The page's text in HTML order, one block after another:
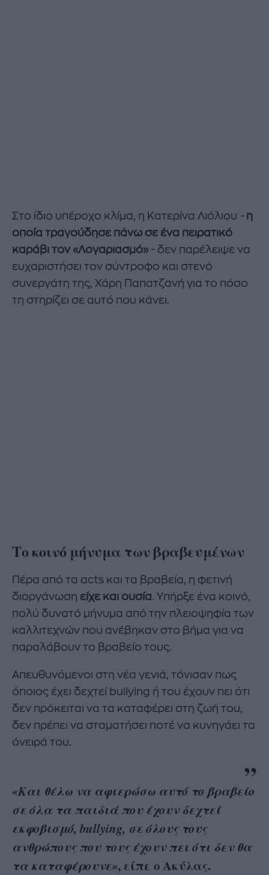
Στο ίδιο υπέροχο κλίμα, η Κατερίνα Λιόλιου - η
οποία τραγούδησε πάνω σε ένα πειρατικό
καράβι τον «Λογαριασμό»- δεν παρέλειψε να
ευχαριστήσει τον σύντροφο και στενό
συνεργάτη της, Χάρη Παπατζανή για το πόσο
τη στηρίζει σε αυτό που κάνει.
Το κοινό μήνυμα των βραβευμένων
Πέρα από τα acts και τα βραβεία, η φετινή
διοργάνωση είχε και ουσία. Υπήρξε ένα κοινό,
πολύ δυνατό μήνυμα από την πλειοψηφία των
καλλιτεχνών που ανέβηκαν στο βήμα για να
παραλάβουν το βραβείο τους.
Απευθυνόμενοι στη νέα γενιά, τόνισαν πως
όποιος έχει δεχτεί bullying ή του έχουν πει ότι
δεν πρόκειται να τα καταφέρει στη ζωή του,
δεν πρέπει να σταματήσει ποτέ να κυνηγάει τα
όνειρά του.
«Και θέλω να αφιερώσω αυτό το βραβείο
σε όλα τα παιδιά που έχουν δεχτεί
εκφοβισμό, bullying, σε όλους τους
ανθρώπους που τους έχουν πει ότι δεν θα
τα καταφέρουνε», είπε ο Ακύλας.